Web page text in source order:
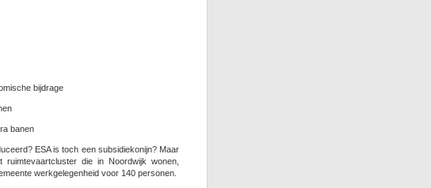
bijdrage
banen
ESA is toch een subsidiekonijn? Maar
die in Noordwijk wonen,
werkgelegenheid voor 140 personen.